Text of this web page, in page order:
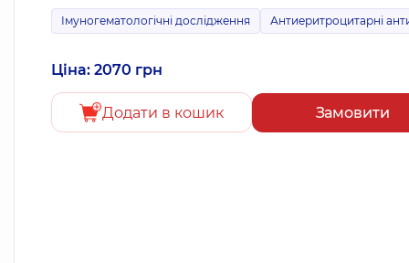
Імуногематологічні дослідження Антиеритроцитарні
Ціна: 2070 грн
Додати в кошик Замовити